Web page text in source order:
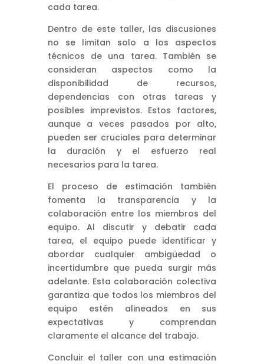
cada tarea.
Dentro de este taller, las discusiones
no se limitan solo a los aspectos
técnicos de una tarea. También se
consideran aspectos como la
disponibilidad de recursos,
dependencias con otras tareas y
posibles imprevistos. Estos factores,
aunque a veces pasados por alto,
pueden ser cruciales para determinar
la duración y el esfuerzo real
necesarios para la tarea.
El proceso de estimación también
fomenta la transparencia y la
colaboración entre los miembros del
equipo. Al discutir y debatir cada
tarea, el equipo puede identificar y
abordar cualquier ambigüedad o
incertidumbre que pueda surgir más
adelante. Esta colaboración colectiva
garantiza que todos los miembros del
equipo estén alineados en sus
expectativas y comprendan
claramente el alcance del trabajo.
Concluir el taller con una estimación